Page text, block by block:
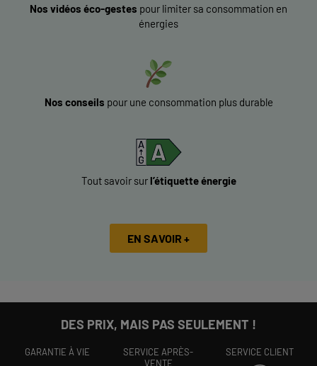
Nos vidéos éco-gestes pour limiter sa consommation en
énergies
Nos conseils pour une consommation plus durable
Tout savoir surl’étiquette énergie
EN SAVOIR +
DES PRIX, MAIS PAS SEULEMENT !
GARANTIE À VIE
SERVICE APRÈS-
VENTE
SERVICE CLIENT